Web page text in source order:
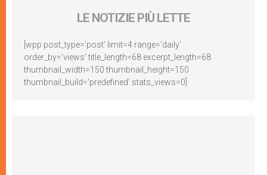
LE NOTIZIE PIÙ LETTE
[wpp post_type='post' limit=4 range='daily'
order_by='views' title_length=68 excerpt_length=68
thumbnail_width=150 thumbnail_height=150
thumbnail_build='predefined' stats_views=0]